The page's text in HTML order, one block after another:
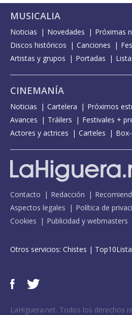
MUSICALIA
Noticias Novedades
Próximas
Discos históricos
Canciones
Artistas y grupos
Portadas
CINEMANÍA
Noticias Cartelera Próximos
Avances
Tráilers
Festivales +
Actores y actrices
Carteles
Contacto Redacción
Aspectos legales
Política de
Cookies
Publicidad y webmasters
Otros servicios: Chistes |
LaHiguera.net. Todos los derechos